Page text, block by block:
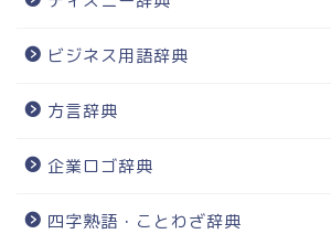
ビジネス用語辞典
方言辞典
企業ロゴ辞典
四字熟語・ことわざ辞典